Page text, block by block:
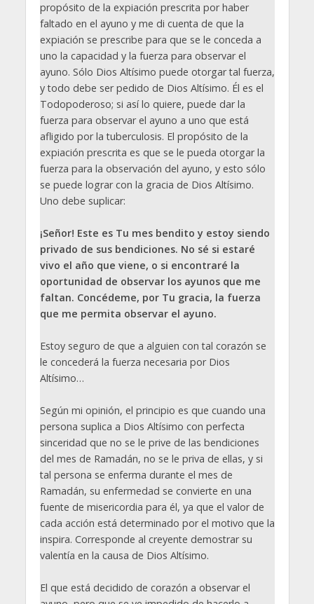
propósito de la expiación prescrita por haber
faltado en el ayuno y me di cuenta de que la
expiación se prescribe para que se le conceda a
uno la capacidad y la fuerza para observar el
ayuno. Sólo Dios Altísimo puede otorgar tal fuerza,
y todo debe ser pedido de Dios Altísimo. Él es el
Todopoderoso; si así lo quiere, puede dar la
fuerza para observar el ayuno a uno que está
afligido por la tuberculosis. El propósito de la
expiación prescrita es que se le pueda otorgar la
fuerza para la observación del ayuno, y esto sólo
se puede lograr con la gracia de Dios Altísimo.
Uno debe suplicar:
¡Señor! Este es Tu mes bendito y estoy siendo
privado de sus bendiciones. No sé si estaré
vivo el año que viene, o si encontraré la
oportunidad de observar los ayunos que me
faltan. Concédeme, por Tu gracia, la fuerza
que me permita observar el ayuno.
Estoy seguro de que a alguien con tal corazón se
le concederá la fuerza necesaria por Dios
Altísimo…
Según mi opinión, el principio es que cuando una
persona suplica a Dios Altísimo con perfecta
sinceridad que no se le prive de las bendiciones
del mes de Ramadán, no se le priva de ellas, y si
tal persona se enferma durante el mes de
Ramadán, su enfermedad se convierte en una
fuente de misericordia para él, ya que el valor de
cada acción está determinado por el motivo que la
inspira. Corresponde al creyente demostrar su
valentía en la causa de Dios Altísimo.
El que está decidido de corazón a observar el